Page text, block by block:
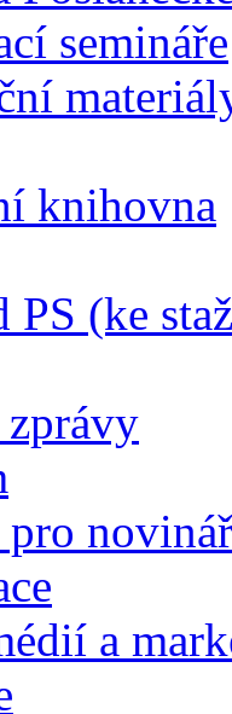
semináře
knihovna
PS (ke
a